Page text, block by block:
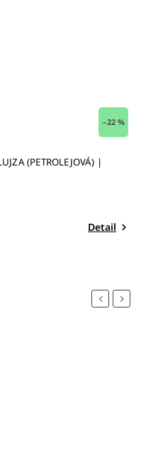
–22 %
(PETROLEJOVÁ) |
Detail
Previous
Next